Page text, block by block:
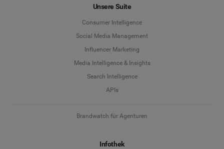
Unsere Suite
Consumer Intelligence
Social Media Management
Influencer Marketing
Media Intelligence & Insights
Search Intelligence
APIs
Brandwatch für Agenturen
Infothek